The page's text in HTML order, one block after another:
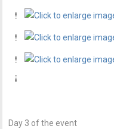
Day 3 of the event